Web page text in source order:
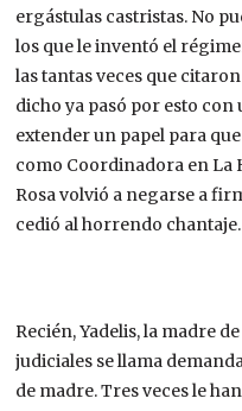
ergástulas castristas. No
los que le inventó el
las tantas veces que
dicho ya pasó por esto con
extender un papel para
como Coordinadora en La
Rosa volvió a negarse a
cedió al horrendo chantaje.
Recién, Yadelis, la madre
judiciales se llama
de madre. Tres veces le